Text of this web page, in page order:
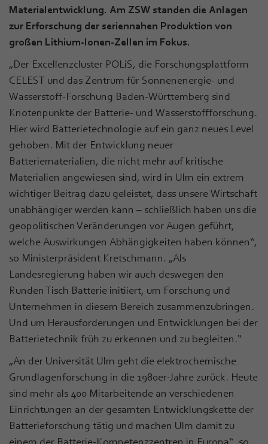
Materialentwicklung. Am ZSW standen die Anlagen
zur Erforschung der seriennahen Produktion von
großen Lithium-Ionen-Zellen im Fokus.
„Der Excellenzcluster POLiS, die Forschungsplattform
CELEST und das Zentrum für Sonnenenergie- und
Wasserstoff-Forschung Baden-Württemberg sind
Knotenpunkte der Batterie- und Wasserstoffforschung.
Hier wird Batterietechnologie auf ein ganz neues Level
gehoben. Mit der Entwicklung neuer
Batteriematerialien, die nicht mehr auf kritische
Materialien angewiesen sind, wird in Ulm ein extrem
wichtiger Beitrag dazu geleistet, dass unsere Wirtschaft
unabhängiger werden kann – schließlich haben uns die
geopolitischen Veränderungen vor Augen geführt,
welche Auswirkungen Abhängigkeiten haben können“,
so Ministerpräsident Kretschmann. „Als
Landesregierung haben wir auch deswegen den
Runden Tisch Batterie initiiert, um Forschung und
Unternehmen in diesem Bereich zusammenzubringen.
Und um Herausforderungen und Entwicklungen bei der
Batterietechnik früh zu erkennen und zu begleiten.“
„An der Universität Ulm geht die elektrochemische
Grundlagenforschung in die 1980er-Jahre zurück. Heute
sind mehr als 400 Mitarbeitende an verschiedenen
Einrichtungen an der gesamten Entwicklungskette der
Batterieforschung tätig und machen Ulm damit zu
einem der Batterie-Kompetenzzentren in Europa“, so